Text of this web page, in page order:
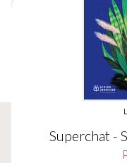
Superchat -